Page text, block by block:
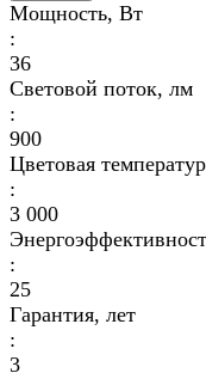
Мощность, Вт
:
36
Световой поток, лм
:
900
Цветовая
:
3 000
:
25
Гарантия, лет
:
3